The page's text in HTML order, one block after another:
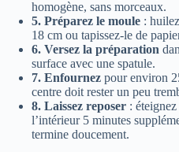
homogène, sans morceaux.
5. Préparez le moule :
18 cm ou tapissez-le de
6. Versez la préparation
surface avec une spatule.
7. Enfournez pour environ
centre doit rester un peu
8. Laissez reposer :
l’intérieur 5 minutes
termine doucement.